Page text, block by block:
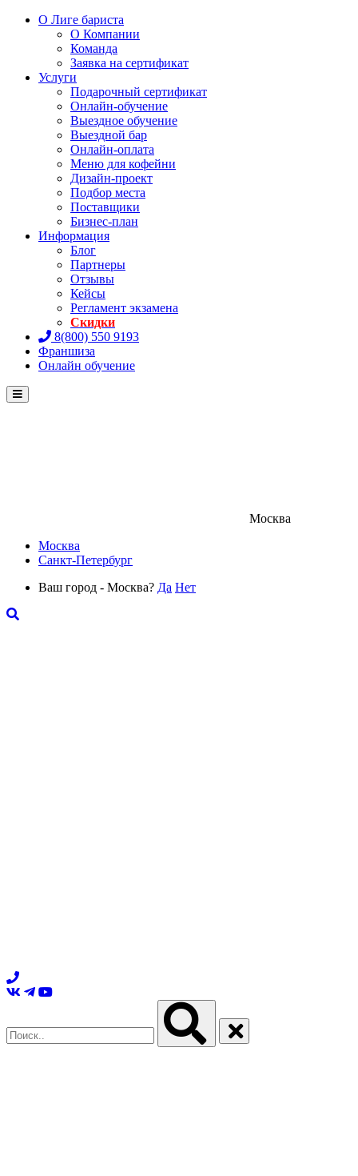
О Лиге бариста
О Компании
Команда
Заявка на сертификат
Услуги
Подарочный сертификат
Онлайн-обучение
Выездное обучение
Выездной бар
Онлайн-оплата
Меню для кофейни
Дизайн-проект
Подбор места
Поставщики
Бизнес-план
Информация
Блог
Партнеры
Отзывы
Кейсы
Регламент экзамена
Скидки
8(800) 550 9193
Франшиза
Онлайн обучение
Menu
Москва
Москва
Санкт-Петербург
Ваш город - Москва? Да Нет